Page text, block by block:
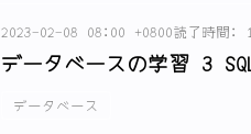
2023-02-08 08:00 +0800読了時間:
データベースの学習 3
データベース